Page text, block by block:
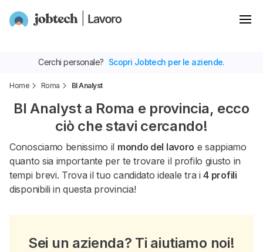
Home Roma BI Analyst
BI Analyst a Roma e provincia, ecco
ciò che stavi cercando!
Conosciamo benissimo il mondo del lavoro e sappiamo
quanto sia importante per te trovare il profilo giusto in
tempi brevi. Trova il tuo candidato ideale tra i4 profili
disponibili in questa provincia!
Sei un azienda? Ti aiutiamo noi!
Cerchi personale? Scopri Jobtech per le aziende.